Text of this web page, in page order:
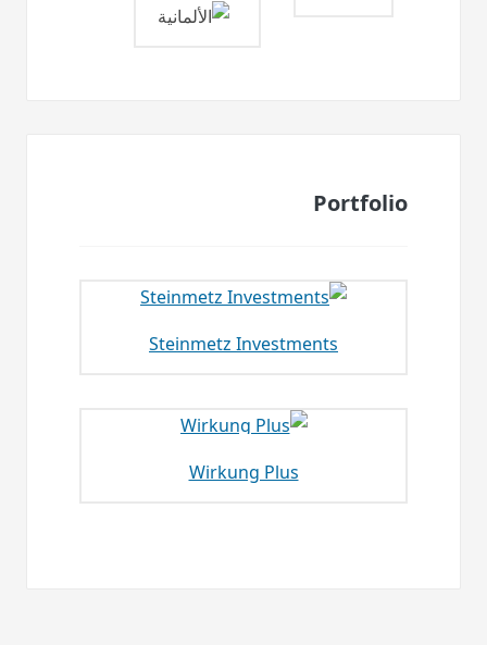
Portfolio
Steinmetz Investments
Wirkung Plus